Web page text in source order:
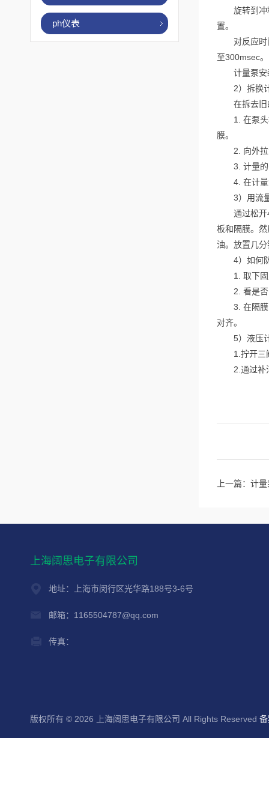
ph仪表
旋转到冲程
置。
对反应时间
至300msec
计量泵安装
2）拆换计
在拆去旧的
1. 在泵头松
膜。
2. 向外拉液
3. 计量的化
4. 在计量泵
3）用流量
通过松开4
板和隔膜。
油。放置几
4）如何防
1. 取下固
2. 看是否安
3. 在隔膜安
对齐。
5）液压计
1.拧开三
2.通过补
上一篇： 计量
上海阔思电子有限公司
地址：上海市闵行区光华路188号3-6号
邮箱：1165504787@qq.com
传真：
版权所有 © 2026 上海阔思电子有限公司 All Rights Reserved